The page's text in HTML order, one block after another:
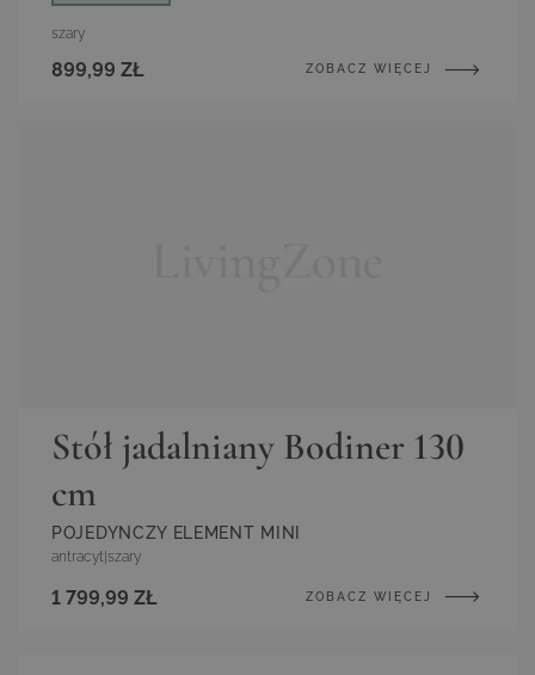
szary
899,99 ZŁ ZOBACZ WIĘCEJ
Stół jadalniany Bodiner 130
cm
POJEDYNCZY ELEMENT MINI
antracyt|szary
1 799,99 ZŁ ZOBACZ WIĘCEJ